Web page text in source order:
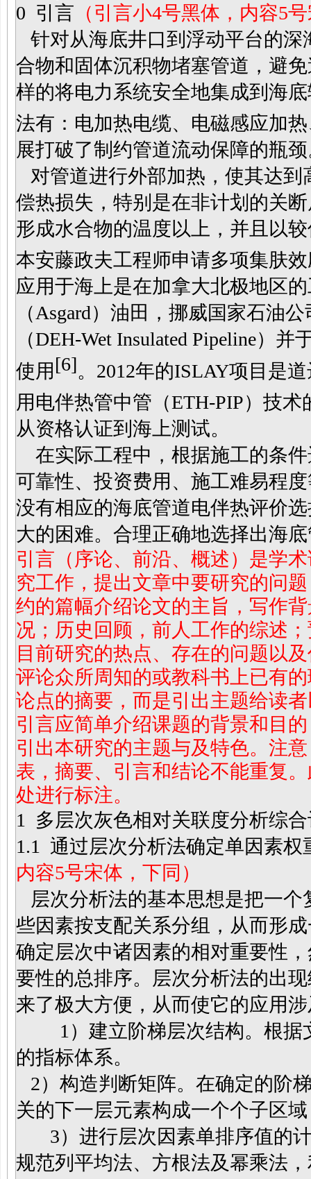
0 引言 （引言小4号黑体，内容5
针对从海底井口到浮动平台的深
合物和固体沉积物堵塞管道，避
样的将电力系统安全地集成到海
法有：电加热电缆、电磁感应加
展打破了制约管道流动保障的瓶
对管道进行外部加热，使其达到
偿热损失，特别是在非计划的关
形成水合物的温度以上，并且以
本安藤政夫工程师申请多项集肤
应用于海上是在加拿大北极地区
（Asgard）油田，挪威国家石油
（DEH-Wet Insulated Pipeline）
使用 [6]。2012年的ISLAY项目是
用电伴热管中管（ETH-PIP）技
从资格认证到海上测试。
在实际工程中，根据施工的条
可靠性、投资费用、施工难易程
没有相应的海底管道电伴热评价
大的困难。合理正确地选择出海
引言（序论、前沿、概述）是学
究工作，提出文章中要研究的问
约的篇幅介绍论文的主旨，写作
况；历史回顾，前人工作的综述
目前研究的热点、存在的问题以
评论众所周知的或教科书上已有
论点的摘要，而是引出主题给读
引言应简单介绍课题的背景和目
引出本研究的主题与及特色。注
表，摘要、引言和结论不能重复
处进行标注。
1
多层次灰色相对关联度分析综
1.1
通过层次分析法确定单因素权
内容5号宋体，下同）
层次分析法的基本思想是把一个
些因素按支配关系分组，从而形
确定层次中诸因素的相对重要性
要性的总排序。层次分析法的出
来了极大方便，从而使它的应用
1）建立阶梯层次结构。根据
的指标体系。
2）构造判断矩阵。在确定的阶
关的下一层元素构成一个个子区
3） 进行层次因素单排序值的
规范列平均法、方根法及幂乘法